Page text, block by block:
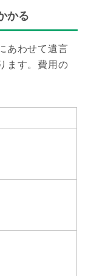
かる
あわせて遺言
ます。費用の